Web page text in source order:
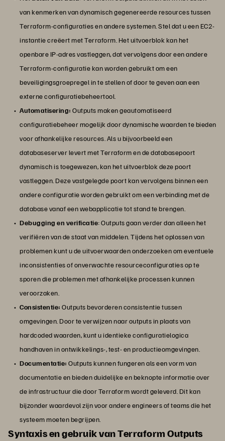
van kenmerken van dynamisch gegenereerde resources tussen
Terraform-configuraties en andere systemen. Stel dat u een EC2-
instantie creëert met Terraform. Het uitvoerblok kan het
openbare IP-adres vastleggen, dat vervolgens door een andere
Terraform-configuratie kan worden gebruikt om een
beveiligingsgroepregel in te stellen of door te geven aan een
externe configuratiebeheertool.
Automatisering: Outputs maken geautomatiseerd
configuratiebeheer mogelijk door dynamische waarden te bieden
voor afhankelijke resources. Als u bijvoorbeeld een
databaseserver levert met Terraform en de databasepoort
dynamisch is toegewezen, kan het uitvoerblok deze poort
vastleggen. Deze vastgelegde poort kan vervolgens binnen een
andere configuratie worden gebruikt om een verbinding met de
database vanaf een webapplicatie tot stand te brengen.
Debugging en verificatie: Outputs gaan verder dan alleen het
verifiëren van de staat van middelen. Tijdens het oplossen van
problemen kunt u de uitvoerwaarden onderzoeken om eventuele
inconsistenties of onverwachte resourceconfiguraties op te
sporen die problemen met afhankelijke processen kunnen
veroorzaken.
Consistentie: Outputs bevorderen consistentie tussen
omgevingen. Door te verwijzen naar outputs in plaats van
hardcoded waarden, kunt u identieke configuratielogica
handhaven in ontwikkelings-, test- en productieomgevingen.
Documentatie: Outputs kunnen fungeren als een vorm van
documentatie en bieden duidelijke en beknopte informatie over
de infrastructuur die door Terraform wordt geleverd. Dit kan
bijzonder waardevol zijn voor andere engineers of teams die het
systeem moeten begrijpen.
Syntaxis en gebruik van Terraform Outputs